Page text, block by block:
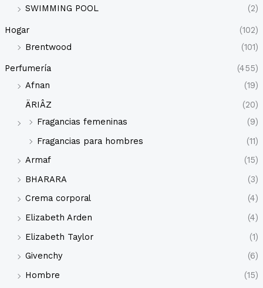
SWIMMING POOL
(2)
Hogar
(102)
Brentwood
(101)
Perfumería
(455)
Afnan
(19)
ÄRIÂZ
(20)
Fragancias femeninas
(9)
Fragancias para hombres
(11)
Armaf
(15)
BHARARA
(3)
Crema corporal
(4)
Elizabeth Arden
(4)
Elizabeth Taylor
(1)
Givenchy
(6)
Hombre
(15)